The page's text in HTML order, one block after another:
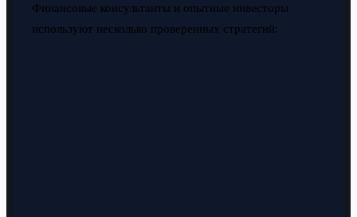
Финансовые консультанты и опытные инвесторы
используют несколько проверенных стратегий: